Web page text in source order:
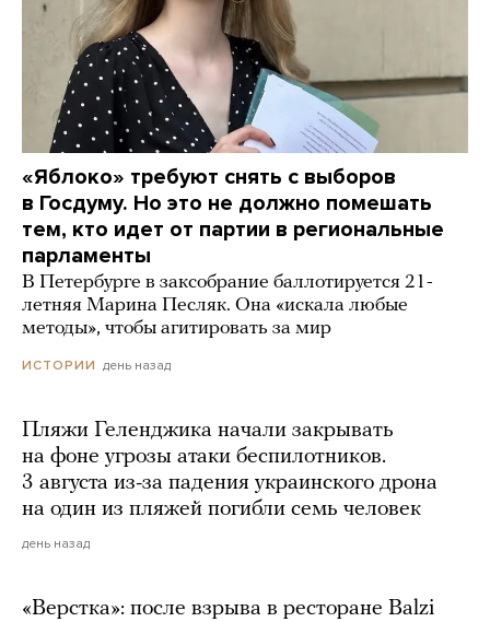
«Яблоко» требуют снять с выборов
в Госдуму. Но это не должно помешать
тем, кто идет от партии в региональные
парламенты
В Петербурге в заксобрание баллотируется 21-
летняя Марина Песляк. Она «искала любые
методы», чтобы агитировать за мир
ИСТОРИИ день назад
Пляжи Геленджика начали закрывать
на фоне угрозы атаки беспилотников.
3 августа из-за падения украинского дрона
на один из пляжей погибли семь человек
день назад
«Верстка»: после взрыва в ресторане Balzi